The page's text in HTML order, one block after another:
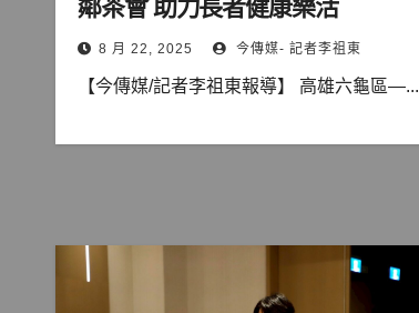
鄰茶會 助力長者健康樂活
8 月 22, 2025 今傳媒- 記者李祖東
【今傳媒/記者李祖東報導】 高雄六龜區—...